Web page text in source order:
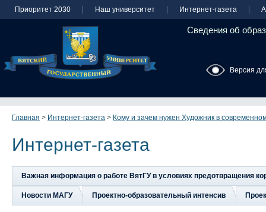
Приоритет 2030 Наш университет Интернет-газета
Сведения об
Версия
Главная > Интернет-газета > Кому и зачем нужен Художник в
Интернет-газета
Важная информация о работе ВятГУ в условиях предотвращения
Новости МАГУ Проектно-образовательный интенсив